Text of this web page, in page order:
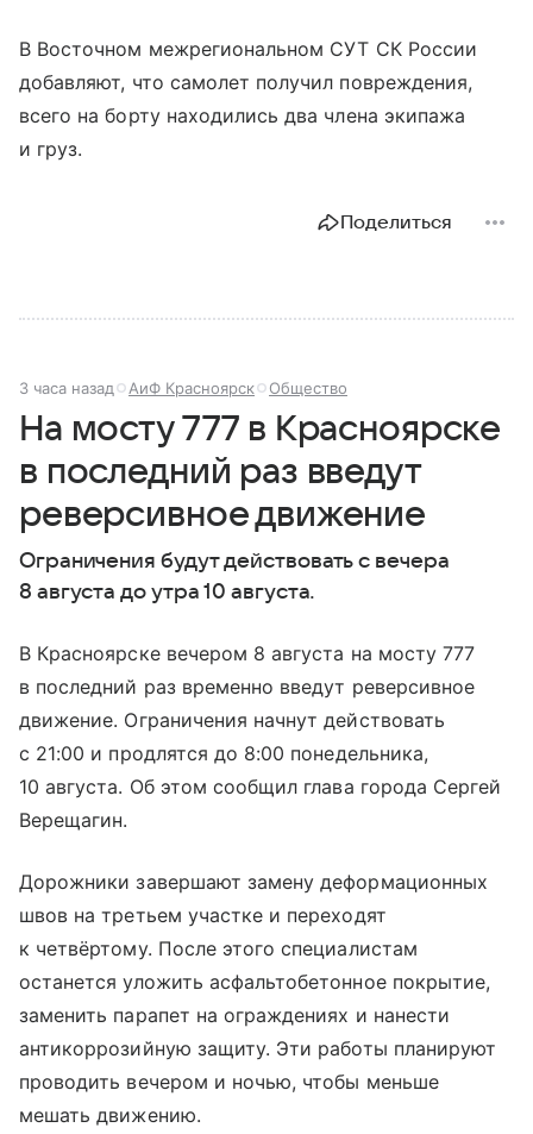
В Восточном межрегиональном СУТ СК России
добавляют, что самолет получил повреждения,
всего на борту находились два члена экипажа
и груз.
Поделиться
3 часа назад АиФ Красноярск Общество
На мосту 777 в Красноярске
в последний раз введут
реверсивное движение
Ограничения будут действовать с вечера
8 августа до утра 10 августа.
В Красноярске вечером 8 августа на мосту 777
в последний раз временно введут реверсивное
движение. Ограничения начнут действовать
с 21:00 и продлятся до 8:00 понедельника,
10 августа. Об этом сообщил глава города Сергей
Верещагин.
Дорожники завершают замену деформационных
швов на третьем участке и переходят
к четвёртому. После этого специалистам
останется уложить асфальтобетонное покрытие,
заменить парапет на ограждениях и нанести
антикоррозийную защиту. Эти работы планируют
проводить вечером и ночью, чтобы меньше
мешать движению.